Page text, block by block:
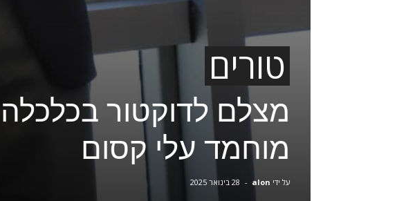
טורים
מצלם לדוקטור בכלכלה
מוחמד עלי קסום
על ידי alon
- 28 בינואר 2025